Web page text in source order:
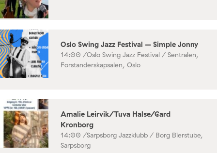
Oslo Swing Jazz Festival – Simple Jonny
14:00 /Oslo Swing Jazz Festival / Sentralen,
Forstanderskapsalen, Oslo
Amalie Leirvik/Tuva Halse/Gard
Kronborg
14:00 /Sarpsborg Jazzklubb / Borg Bierstube,
Sarpsborg